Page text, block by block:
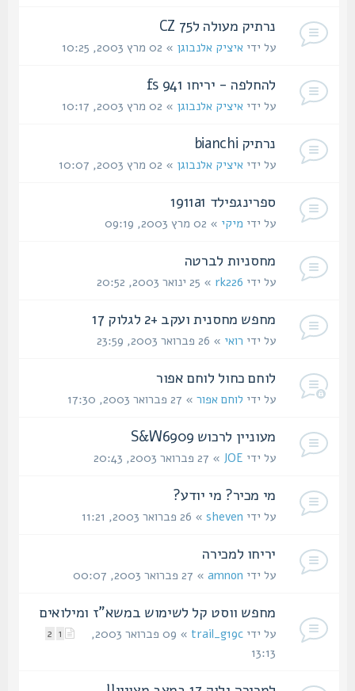
נרתיק מעולה לCZ 75
על ידיאיציק אלנבוגן» 02 מרץ 2003, 10:25
להחלפה - יריחו 941 fs
על ידיאיציק אלנבוגן» 02 מרץ 2003, 10:17
נרתיק bianchi
על ידיאיציק אלנבוגן» 02 מרץ 2003, 10:07
ספרינגפילד 1911a1
על ידימיקי » 02 מרץ 2003, 09:19
מחסניות לברטה
על ידיrk226» 25 ינואר 2003, 20:52
מחפש מחסנית ועקב +2 לגלוק 17
על ידירואי» 26 פברואר 2003, 23:59
לוחם כחול לוחם אפור
על ידילוחם אפור » 27 פברואר 2003, 17:30
מעוניין לרכוש S&W6909
על ידיJOE » 27 פברואר 2003, 20:43
מי מכיר? מי יודע?
על ידיsheven» 26 פברואר 2003, 11:21
יריחו למכירה
על ידיamnon» 27 פברואר 2003, 00:07
מחפש ווסט קל לשימוש במשא"ז ומילואים
2 על ידיtrail_g19c
» 09 פברואר 2003,